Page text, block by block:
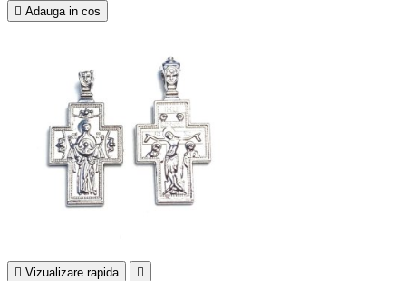
 Adauga in cos
 Vizualizare rapida 